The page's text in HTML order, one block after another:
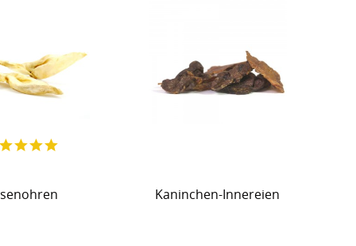
wird durch ein besonders schonendes
Kaninchen-Innereien